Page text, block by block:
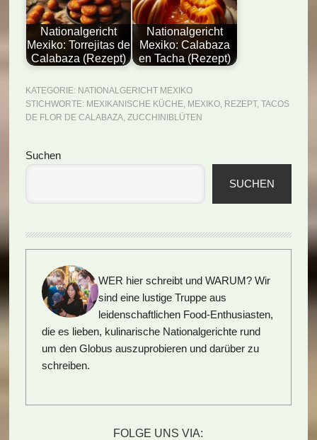
Nationalgericht
Mexiko: Torrejitas de
Calabaza (Rezept)
Nationalgericht
Mexiko: Calabaza
en Tacha (Rezept)
KATEGORIE: NATIONALGERICHT MEXIKO
STICHWORTE: MEXIKANISCHE KÜCHE, MEXIKO, REZEPT, TACOS
DE FLOR DE CALABAZA, ZUCCHINIBLÜTEN
Seitenspalte
Suchen
SUCHEN
WER hier schreibt und WARUM? Wir
sind eine lustige Truppe aus
leidenschaftlichen Food-Enthusiasten,
die es lieben, kulinarische Nationalgerichte rund
um den Globus auszuprobieren und darüber zu
schreiben.
FOLGE UNS VIA: